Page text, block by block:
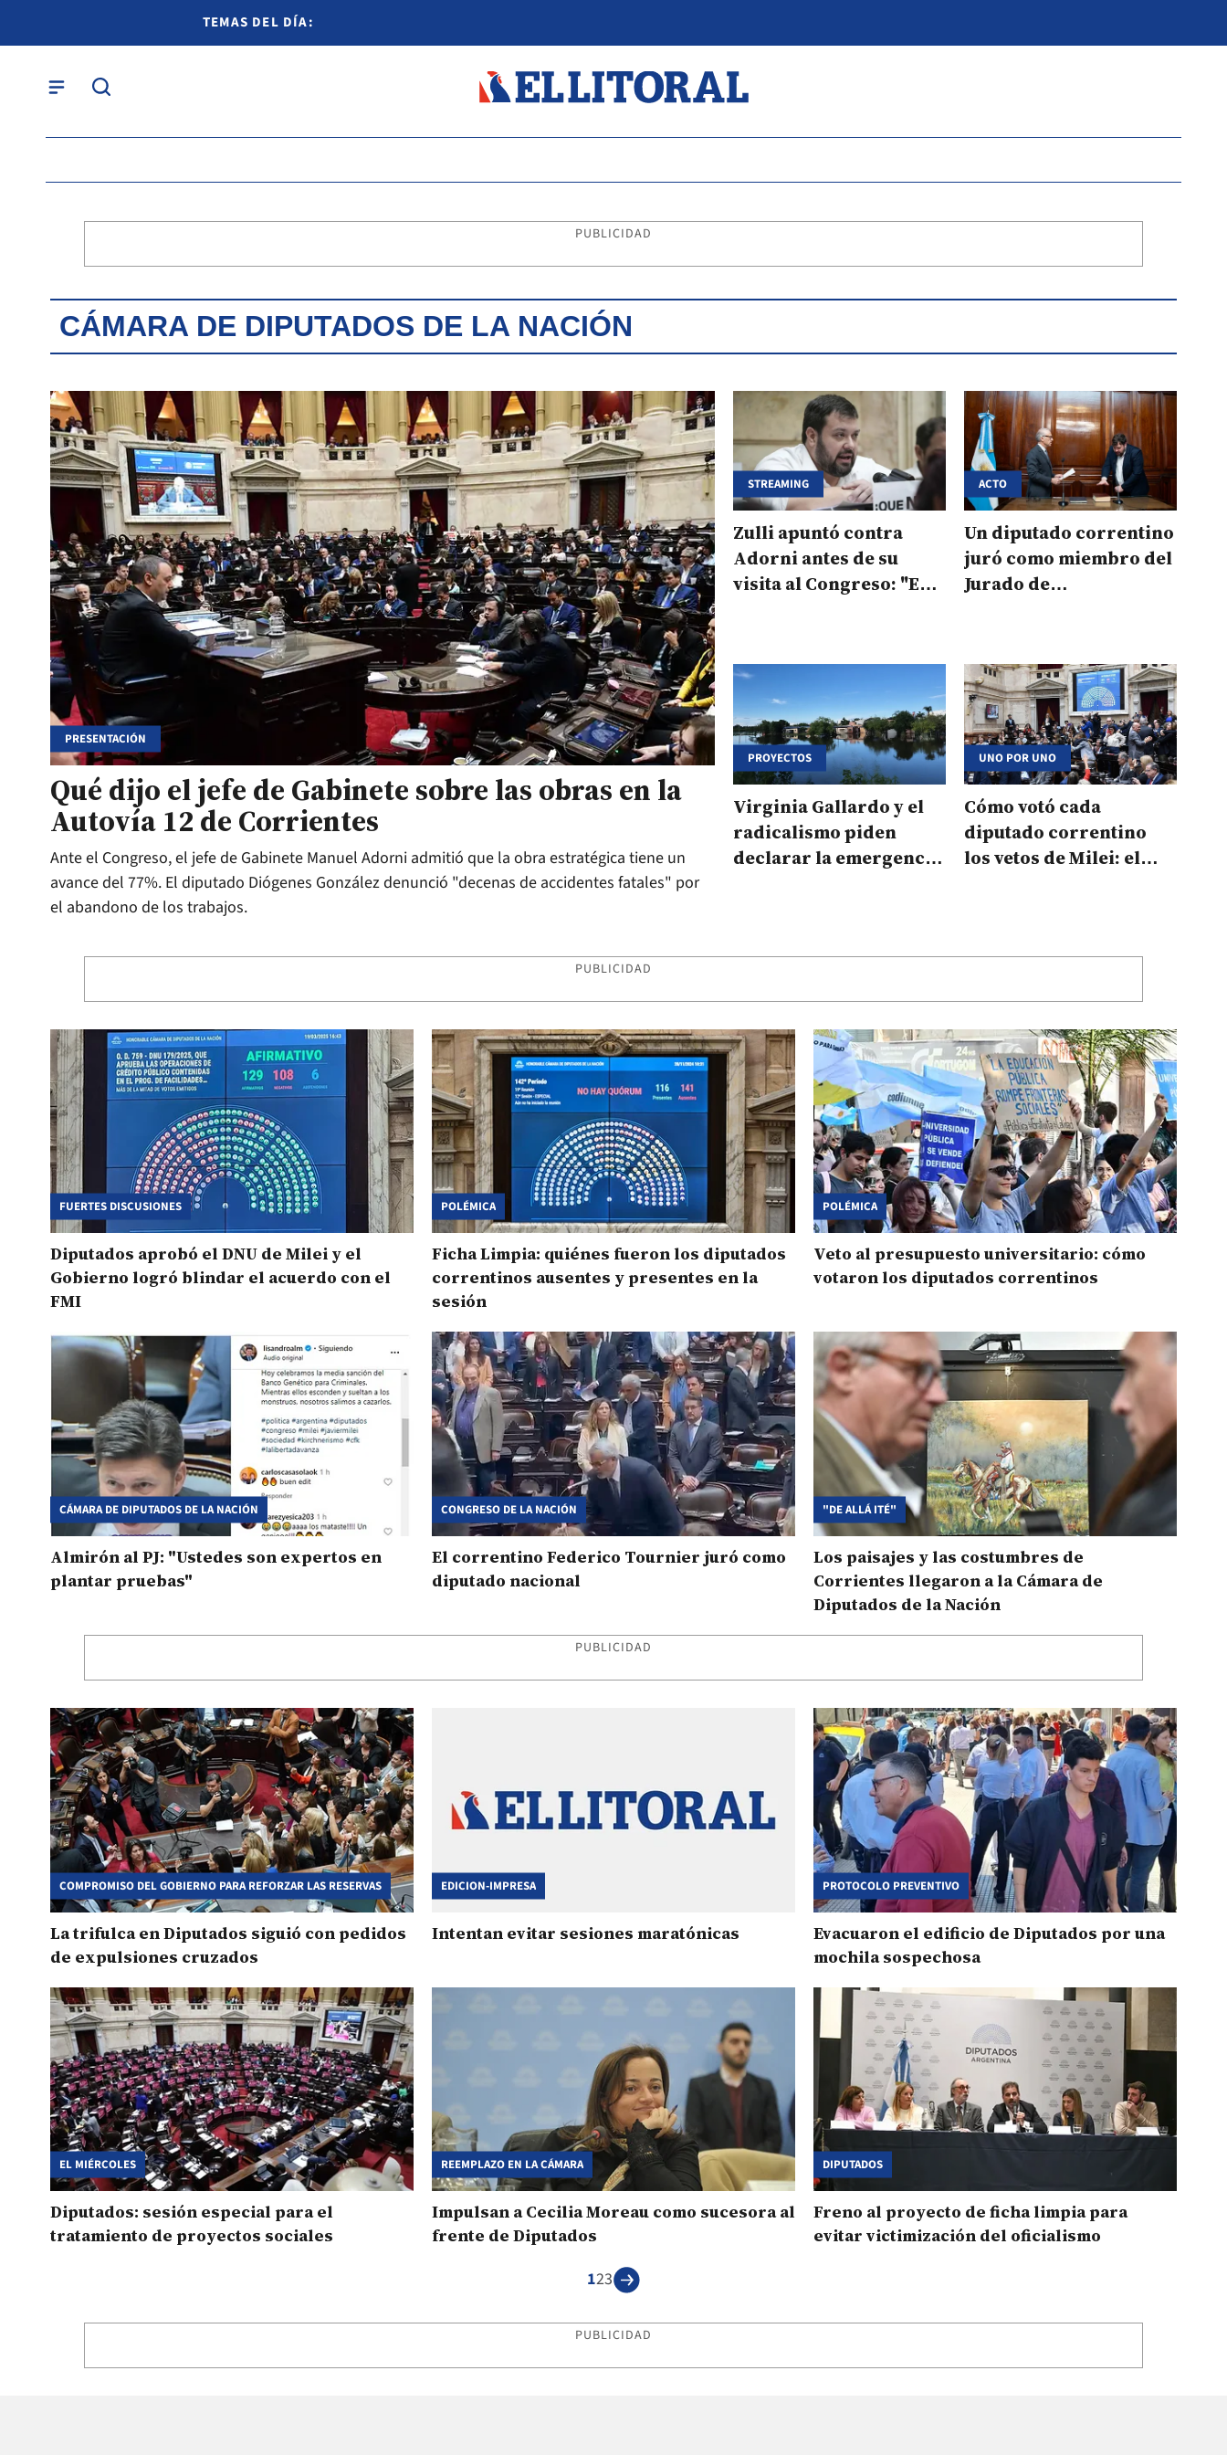
TEMAS DEL DÍA:
PUBLICIDAD
CÁMARA DE DIPUTADOS DE LA NACIÓN
PRESENTACIÓN
Qué dijo el jefe de Gabinete sobre las obras en la
Autovía 12 de Corrientes
Ante el Congreso, el jefe de Gabinete Manuel Adorni admitió que la obra estratégica tiene un
avance del 77%. El diputado Diógenes González denunció "decenas de accidentes fatales" por
el abandono de los trabajos.
STREAMING
Zulli apuntó contra
Adorni antes de su
visita al Congreso: "Es
ACTO
Un diputado correntino
juró como miembro del
Jurado de
PROYECTOS
Virginia Gallardo y el
radicalismo piden
declarar la emergencia
UNO POR UNO
Cómo votó cada
diputado correntino
los vetos de Milei: el
PUBLICIDAD
FUERTES DISCUSIONES
Diputados aprobó el DNU de Milei y el
Gobierno logró blindar el acuerdo con el
FMI
POLÉMICA
Ficha Limpia: quiénes fueron los diputados
correntinos ausentes y presentes en la
sesión
POLÉMICA
Veto al presupuesto universitario: cómo
votaron los diputados correntinos
CÁMARA DE DIPUTADOS DE LA NACIÓN
Almirón al PJ: "Ustedes son expertos en
plantar pruebas"
CONGRESO DE LA NACIÓN
El correntino Federico Tournier juró como
diputado nacional
"DE ALLÁ ITÉ"
Los paisajes y las costumbres de
Corrientes llegaron a la Cámara de
Diputados de la Nación
PUBLICIDAD
COMPROMISO DEL GOBIERNO PARA REFORZAR LAS RESERVAS
La trifulca en Diputados siguió con pedidos
de expulsiones cruzados
EDICION-IMPRESA
Intentan evitar sesiones maratónicas
PROTOCOLO PREVENTIVO
Evacuaron el edificio de Diputados por una
mochila sospechosa
EL MIÉRCOLES
Diputados: sesión especial para el
tratamiento de proyectos sociales
REEMPLAZO EN LA CÁMARA
Impulsan a Cecilia Moreau como sucesora al
frente de Diputados
DIPUTADOS
Freno al proyecto de ficha limpia para
evitar victimización del oficialismo
123
PUBLICIDAD